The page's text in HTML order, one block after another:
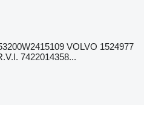
VOLVO 1524977
7422014358...